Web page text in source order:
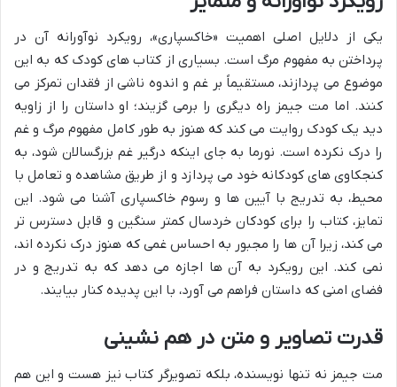
یکی از دلایل اصلی اهمیت «خاکسپاری»، رویکرد نوآورانه آن در
پرداختن به مفهوم مرگ است. بسیاری از کتاب های کودک که به این
موضوع می پردازند، مستقیماً بر غم و اندوه ناشی از فقدان تمرکز می
کنند. اما مت جیمز راه دیگری را برمی گزیند؛ او داستان را از زاویه
دید یک کودک روایت می کند که هنوز به طور کامل مفهوم مرگ و غم
را درک نکرده است. نورما به جای اینکه درگیر غم بزرگسالان شود، به
کنجکاوی های کودکانه خود می پردازد و از طریق مشاهده و تعامل با
محیط، به تدریج با آیین ها و رسوم خاکسپاری آشنا می شود. این
تمایز، کتاب را برای کودکان خردسال کمتر سنگین و قابل دسترس تر
می کند، زیرا آن ها را مجبور به احساس غمی که هنوز درک نکرده اند،
نمی کند. این رویکرد به آن ها اجازه می دهد که به تدریج و در
فضای امنی که داستان فراهم می آورد، با این پدیده کنار بیایند.
قدرت تصاویر و متن در هم نشینی
مت جیمز نه تنها نویسنده، بلکه تصویرگر کتاب نیز هست و این هم